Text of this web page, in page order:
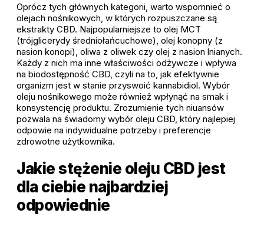
Oprócz tych głównych kategorii, warto wspomnieć o
olejach nośnikowych, w których rozpuszczane są
ekstrakty CBD. Najpopularniejsze to olej MCT
(trójglicerydy średniołańcuchowe), olej konopny (z
nasion konopi), oliwa z oliwek czy olej z nasion lnianych.
Każdy z nich ma inne właściwości odżywcze i wpływa
na biodostępność CBD, czyli na to, jak efektywnie
organizm jest w stanie przyswoić kannabidiol. Wybór
oleju nośnikowego może również wpłynąć na smak i
konsystencję produktu. Zrozumienie tych niuansów
pozwala na świadomy wybór oleju CBD, który najlepiej
odpowie na indywidualne potrzeby i preferencje
zdrowotne użytkownika.
Jakie stężenie oleju CBD jest
dla ciebie najbardziej
odpowiednie